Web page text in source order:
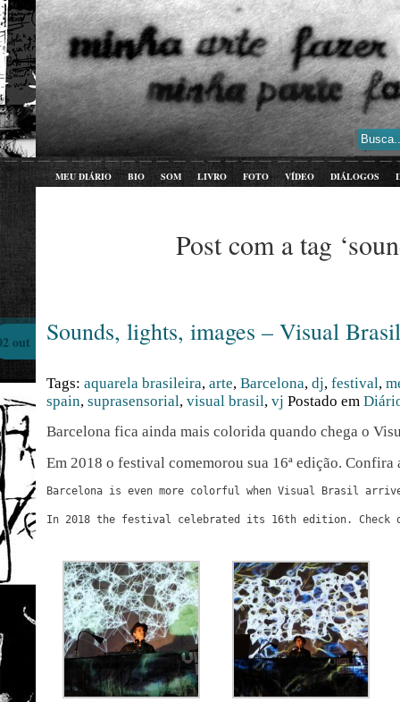
MEU DIÁRIO BIO SOM LIVRO FOTO VÍDEO DIÁLOGOS
Post com a tag
Sounds, lights, images – Visual
out
Tags: aquarela brasileira, arte, Barcelona, dj, festival,
spain, suprasensorial, visual brasil, vj Postado em
Barcelona fica ainda mais colorida quando chega o
Em 2018 o festival comemorou sua 16ª edição. Confira
Barcelona is even more colorful when Visual Brasil
In 2018 the festival celebrated its 16th edition. Check